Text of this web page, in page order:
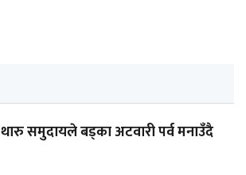
थारु समुदायले बड्का अटवारी पर्व मनाउँदै